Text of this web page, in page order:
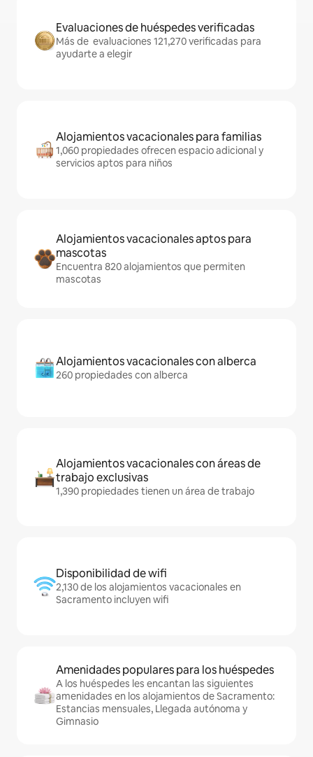
Evaluaciones de huéspedes verificadas
Más de evaluaciones 121,270 verificadas para
ayudarte a elegir
Alojamientos vacacionales para familias
1,060 propiedades ofrecen espacio adicional y
servicios aptos para niños
Alojamientos vacacionales aptos para
mascotas
Encuentra 820 alojamientos que permiten
mascotas
Alojamientos vacacionales con alberca
260 propiedades con alberca
Alojamientos vacacionales con áreas de
trabajo exclusivas
1,390 propiedades tienen un área de trabajo
Disponibilidad de wifi
2,130 de los alojamientos vacacionales en
Sacramento incluyen wifi
Amenidades populares para los huéspedes
A los huéspedes les encantan las siguientes
amenidades en los alojamientos de Sacramento:
Estancias mensuales, Llegada autónoma y
Gimnasio